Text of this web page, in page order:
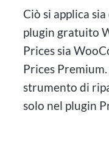
Ciò si applica
plugin gratuito
Prices sia
Prices
strumento di
solo nel plugin